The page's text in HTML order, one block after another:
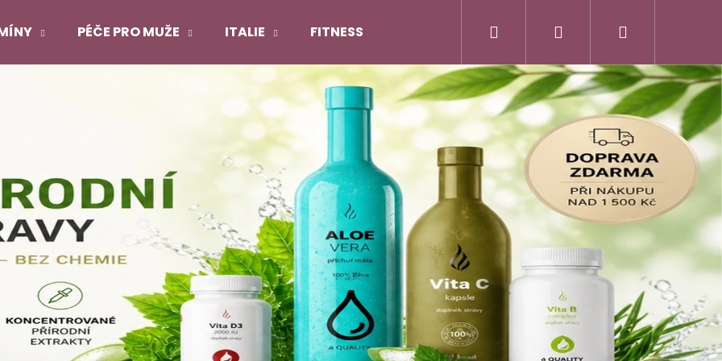
PÉČE PRO MUŽE ITALIE FITNESS DuoLife Club - plný výhod O nás
Přihlášení
košík
HLEDAT
Doporučujeme
DUOLIFE COLLAGEN
DUOLIFE KERATIN HAIR COMPLEX